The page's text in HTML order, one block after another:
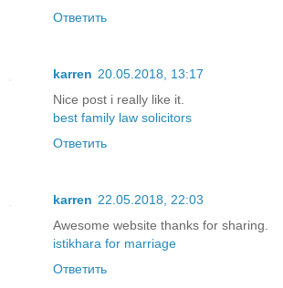
Ответить
karren 20.05.2018, 13:17
Nice post i really like it.
best family law solicitors
Ответить
karren 22.05.2018, 22:03
Awesome website thanks for sharing.
istikhara for marriage
Ответить